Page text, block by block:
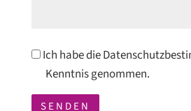
Datenschutzbestimmungen
Ich habe die
Kenntnis genommen.